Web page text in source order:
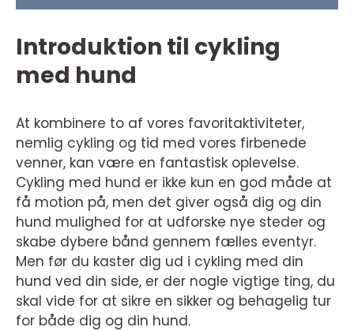
Introduktion til cykling
med hund
At kombinere to af vores favoritaktiviteter,
nemlig cykling og tid med vores firbenede
venner, kan være en fantastisk oplevelse.
Cykling med hund er ikke kun en god måde at
få motion på, men det giver også dig og din
hund mulighed for at udforske nye steder og
skabe dybere bånd gennem fælles eventyr.
Men før du kaster dig ud i cykling med din
hund ved din side, er der nogle vigtige ting, du
skal vide for at sikre en sikker og behagelig tur
for både dig og din hund.